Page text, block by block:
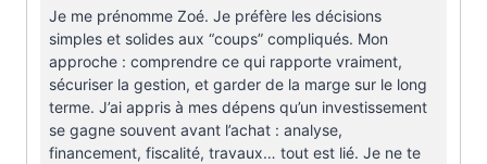
Je me prénomme Zoé. Je préfère les décisions
simples et solides aux “coups” compliqués. Mon
approche : comprendre ce qui rapporte vraiment,
sécuriser la gestion, et garder de la marge sur le long
terme. J’ai appris à mes dépens qu’un investissement
se gagne souvent avant l’achat : analyse,
financement, fiscalité, travaux… tout est lié. Je ne te